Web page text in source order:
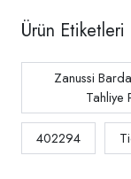
Ürün Etiketleri
Zanussi
Tahliye
402294